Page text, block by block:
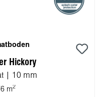
Hickory
| 10 mm
m2